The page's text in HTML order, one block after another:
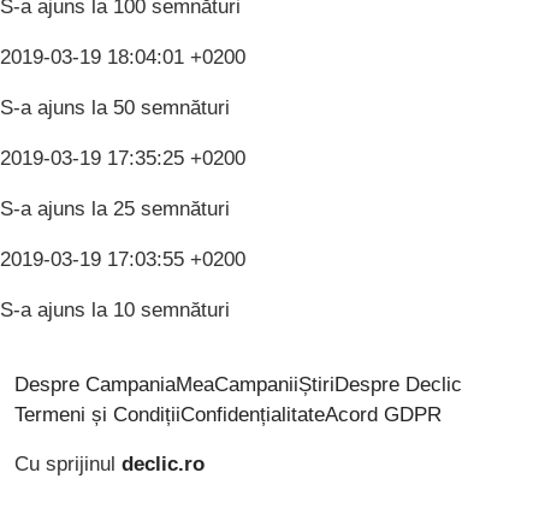
S-a ajuns la 100 semnături
2019-03-19 18:04:01 +0200
S-a ajuns la 50 semnături
2019-03-19 17:35:25 +0200
S-a ajuns la 25 semnături
2019-03-19 17:03:55 +0200
S-a ajuns la 10 semnături
Despre CampaniaMeaCampaniiȘtiriDespre Declic
Termeni și CondițiiConfidențialitateAcord GDPR
Cu sprijinul declic.ro